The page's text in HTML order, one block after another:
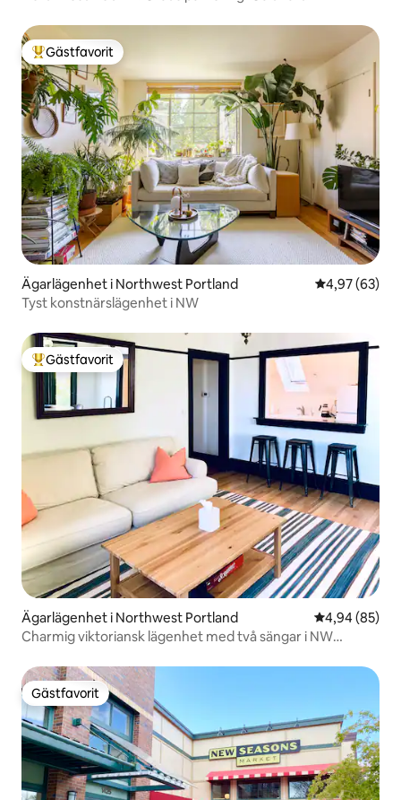
Populär gästfavorit
Gästfavorit
Ägarlägenhet i Northwest Portland 4,97 av 5 i
4,97 (63)
Tyst konstnärslägenhet i NW
Populär gästfavorit
Gästfavorit
Ägarlägenhet i Northwest Portland 4,94 av 5 i
4,94 (85)
Charmig viktoriansk lägenhet med två sängar i NW
Gästfavorit
Gästfavorit